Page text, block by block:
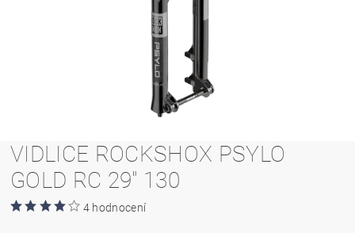
VIDLICE ROCKSHOX PSYLO
GOLD RC 29" 130
4 hodnocení